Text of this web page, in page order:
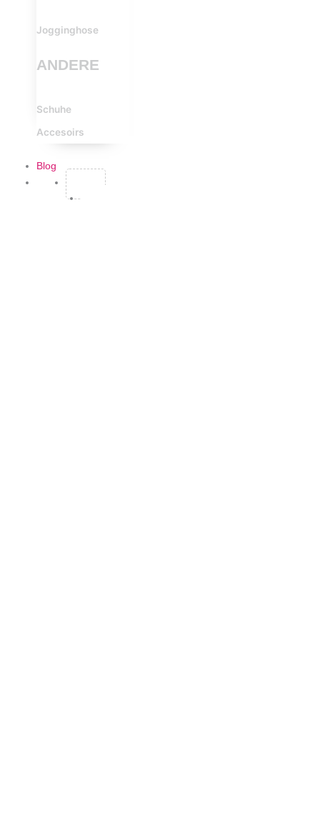
Jogginghose
ANDERE
Schuhe
Accesoirs
Blog